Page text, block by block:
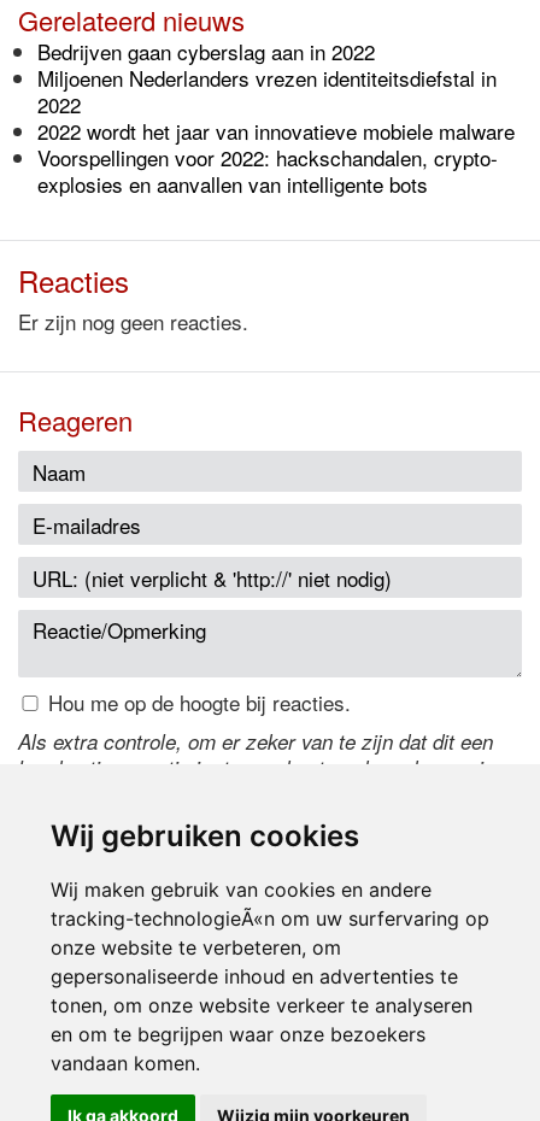
Wij gebruiken cookies
Wij maken gebruik van cookies en andere
tracking-technologieÃ«n om uw surfervaring op
onze website te verbeteren, om
gepersonaliseerde inhoud en advertenties te
tonen, om onze website verkeer te analyseren
en om te begrijpen waar onze bezoekers
vandaan komen.
Ik ga akkoord Wijzig mijn voorkeuren
Gerelateerd nieuws
Bedrijven gaan cyberslag aan in 2022
Miljoenen Nederlanders vrezen identiteitsdiefstal in
2022
2022 wordt het jaar van innovatieve mobiele malware
Voorspellingen voor 2022: hackschandalen, crypto-
explosies en aanvallen van intelligente bots
Reacties
Er zijn nog geen reacties.
Reageren
Hou me op de hoogte bij reacties.
Als extra controle, om er zeker van te zijn dat dit een
handmatige reactie is, typ onderstaande code over in
de code te wijzigen.